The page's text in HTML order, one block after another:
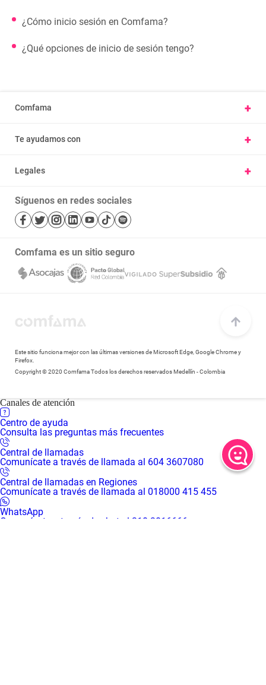
¿Cómo inicio sesión en Comfama?
¿Qué opciones de inicio de sesión tengo?
Comfama +
Presentar una petición u observación
Trabaje con nosotros
Te ayudamos con +
Parques
Salud
Bibliotecas
Legales +
Términos y condiciones
Mapa de sitio
Síguenos en redes sociales
Comfama es un sitio seguro
Este sitio funciona mejor con las últimas versiones de Microsoft Edge, Google Chrome y
Firefox.
Copyright © 2020 Comfama Todos los derechos reservados Medellín - Colombia
Canales de atención
Centro de ayuda
Consulta las preguntas más frecuentes
Central de llamadas
Comunícate a través de llamada al 604 3607080
Central de llamadas en Regiones
Comunícate a través de llamada al 018000 415 455
WhatsApp
Comunícate a través de chat al 310 3016666